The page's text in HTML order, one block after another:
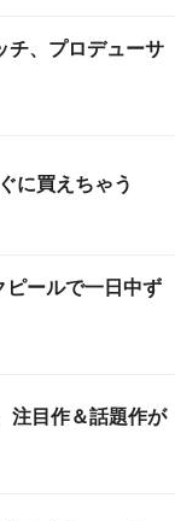
チ、プロデューサ
に買えちゃう
ールで一日中ず
注目作＆話題作が